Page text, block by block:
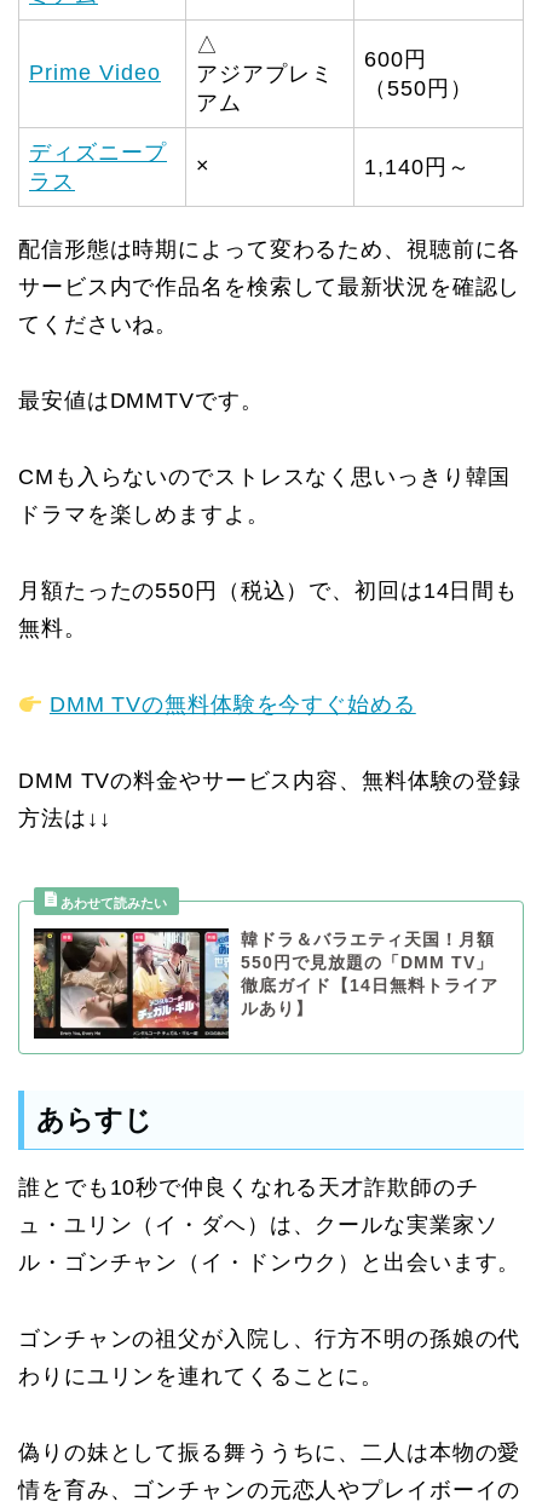
Prime Video
△
アジアプレミ
アム
600円
（550円）
ディズニープ
ラス
× 1,140円～
配信形態は時期によって変わるため、視聴前に各
サービス内で作品名を検索して最新状況を確認し
てくださいね。
最安値はDMMTVです。
CMも入らないのでストレスなく思いっきり韓国
ドラマを楽しめますよ。
月額たったの550円（税込）で、初回は14日間も
無料。
DMM TVの無料体験を今すぐ始める
DMM TVの料金やサービス内容、無料体験の登録
方法は↓↓
韓ドラ＆バラエティ天国！月額
550円で見放題の「DMM TV」
徹底ガイド【14日無料トライア
ルあり】
あらすじ
誰とでも10秒で仲良くなれる天才詐欺師のチ
ュ・ユリン（イ・ダヘ）は、クールな実業家ソ
ル・ゴンチャン（イ・ドンウク）と出会います。
ゴンチャンの祖父が入院し、行方不明の孫娘の代
わりにユリンを連れてくることに。
偽りの妹として振る舞ううちに、二人は本物の愛
情を育み、ゴンチャンの元恋人やプレイボーイの